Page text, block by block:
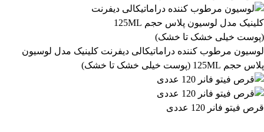
لوسیون مرطوب کننده دراماتیکالی دیفرنت کلینیک مدل لوسیون
پلاس حجم 125ML (پوست خیلی خشک تا خشک)
قرص فیتو فانر 120 عددی